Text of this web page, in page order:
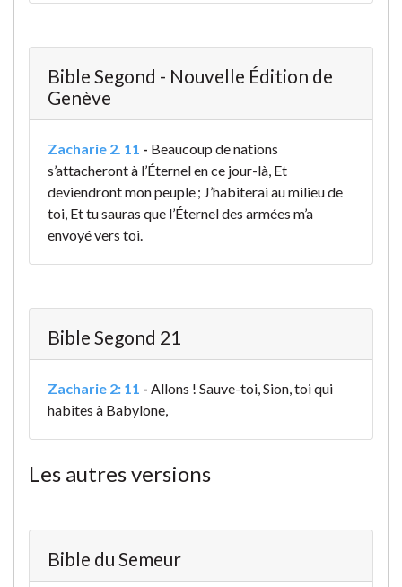
Bible Segond - Nouvelle Édition de
Genève
Zacharie 2. 11 - Beaucoup de nations
s’attacheront à l’Éternel en ce jour-là, Et
deviendront mon peuple ; J’habiterai au milieu de
toi, Et tu sauras que l’Éternel des armées m’a
envoyé vers toi.
Bible Segond 21
Zacharie 2: 11 - Allons ! Sauve-toi, Sion, toi qui
habites à Babylone,
Les autres versions
Bible du Semeur